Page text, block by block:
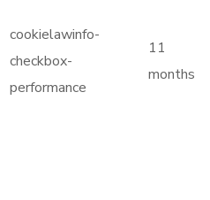
cookielawinfo-
checkbox-
performance
11
months